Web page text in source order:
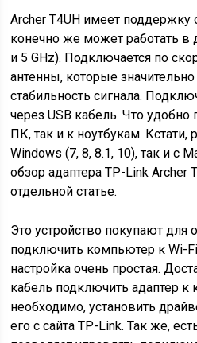
Archer T4UH имеет поддержку
конечно же может работать в
и 5 GHz). Подключается по
антенны, которые
стабильность сигнала.
через USB кабель. Что
ПК, так и к ноутбукам. Кстати,
Windows (7, 8, 8.1, 10), так и с
обзор адаптера TP-Link Archer
отдельной статье.
Это устройство покупают для
подключить компьютер к Wi-Fi
настройка очень простая.
кабель подключить адаптер
необходимо, установить
его с сайта TP-Link. Так же,